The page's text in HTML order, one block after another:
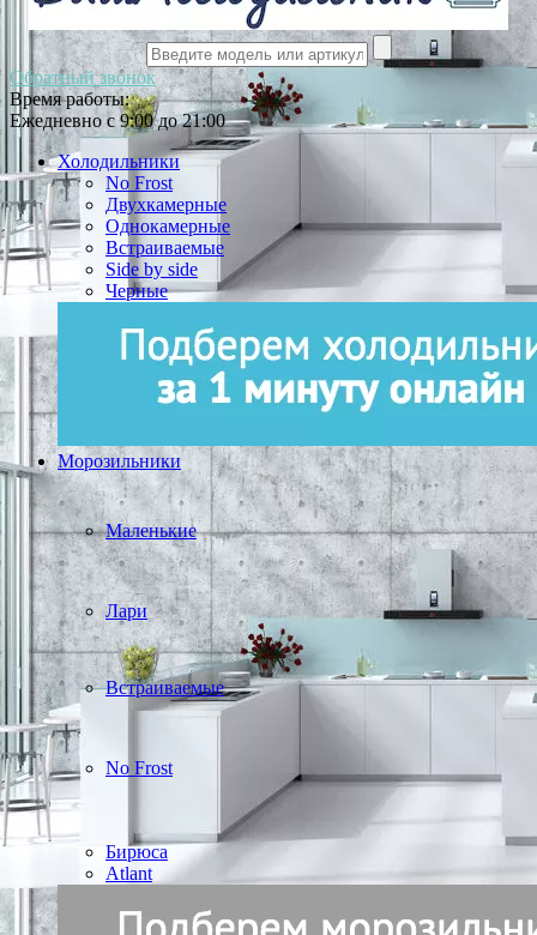
Обратный звонок
Время работы:
Ежедневно с 9:00 до 21:00
Холодильники
No Frost
Двухкамерные
Однокамерные
Встраиваемые
Side by side
Черные
Морозильники
Маленькие
Лари
Встраиваемые
No Frost
Бирюса
Atlant